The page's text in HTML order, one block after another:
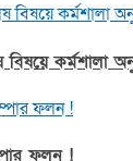
বিষয়ে কর্মশালা
ফলন !